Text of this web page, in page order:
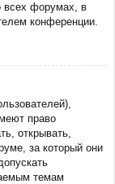
всех форумах, в
конференции.
право
открывать,
за который они
темам